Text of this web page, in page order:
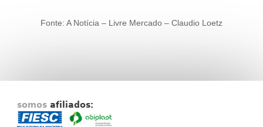
Fonte: A Notícia – Livre Mercado – Claudio Loetz
somos afiliados: